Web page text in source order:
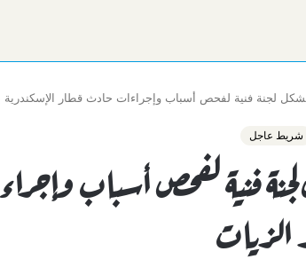
لجنة فنية لفحص أسباب وإجراءات حادث قطار الإسكندرية
شريط عاجل
لجنة فنية لفحص أسباب
الزيات